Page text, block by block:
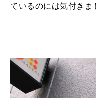
ているのには気付きま